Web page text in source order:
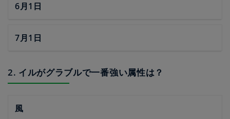
6月1日
7月1日
2. イルがグラブルで一番強い属性は？
風